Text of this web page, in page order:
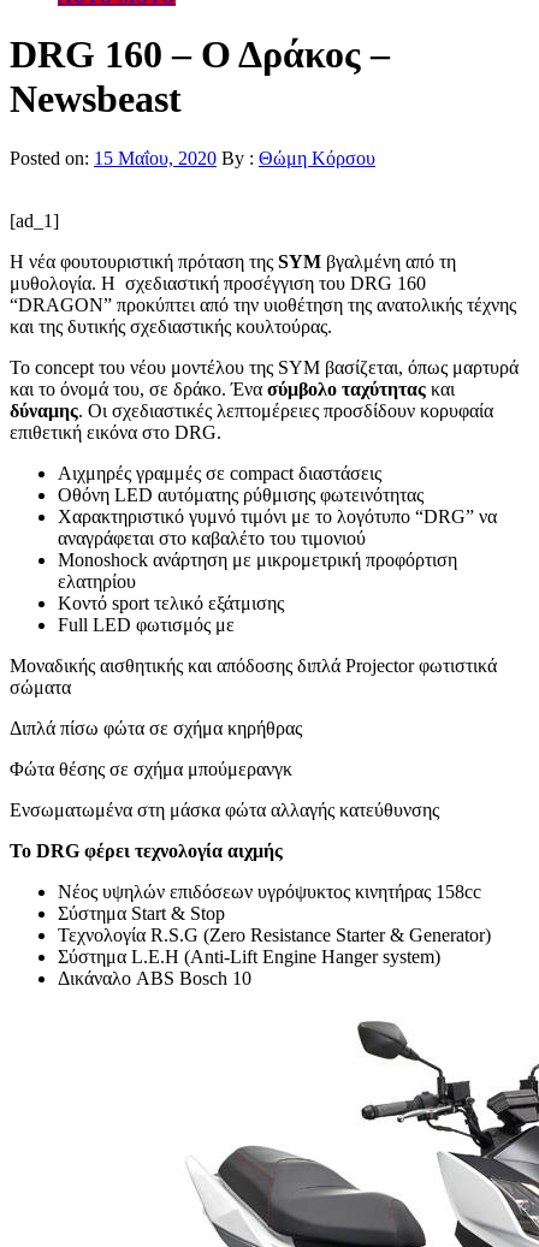
DRG 160 – Ο Δράκος –
Newsbeast
Posted on: 15 Μαΐου, 2020 By : Θώμη Κόρσου
[ad_1]
Η νέα φουτουριστική πρόταση της SYM βγαλμένη από τη
μυθολογία. Η σχεδιαστική προσέγγιση του DRG 160
“DRAGON” προκύπτει από την υιοθέτηση της ανατολικής τέχνης
και της δυτικής σχεδιαστικής κουλτούρας.
Το concept του νέου μοντέλου της SYM βασίζεται, όπως μαρτυρά
και το όνομά του, σε δράκο. Ένα σύμβολο ταχύτητας και
δύναμης. Οι σχεδιαστικές λεπτομέρειες προσδίδουν κορυφαία
επιθετική εικόνα στο DRG.
Αιχμηρές γραμμές σε compact διαστάσεις
Οθόνη LED αυτόματης ρύθμισης φωτεινότητας
Χαρακτηριστικό γυμνό τιμόνι με το λογότυπο “DRG” να
αναγράφεται στο καβαλέτο του τιμονιού
Monoshock ανάρτηση με μικρομετρική προφόρτιση
ελατηρίου
Κοντό sport τελικό εξάτμισης
Full LED φωτισμός με
Μοναδικής αισθητικής και απόδοσης διπλά Projector φωτιστικά
σώματα
Διπλά πίσω φώτα σε σχήμα κηρήθρας
Φώτα θέσης σε σχήμα μπούμερανγκ
Ενσωματωμένα στη μάσκα φώτα αλλαγής κατεύθυνσης
Το DRG φέρει τεχνολογία αιχμής
Νέος υψηλών επιδόσεων υγρόψυκτος κινητήρας 158cc
Σύστημα Start & Stop
Τεχνολογία R.S.G (Zero Resistance Starter & Generator)
Σύστημα L.E.H (Anti-Lift Engine Hanger system)
Δικάναλο ABS Bosch 10